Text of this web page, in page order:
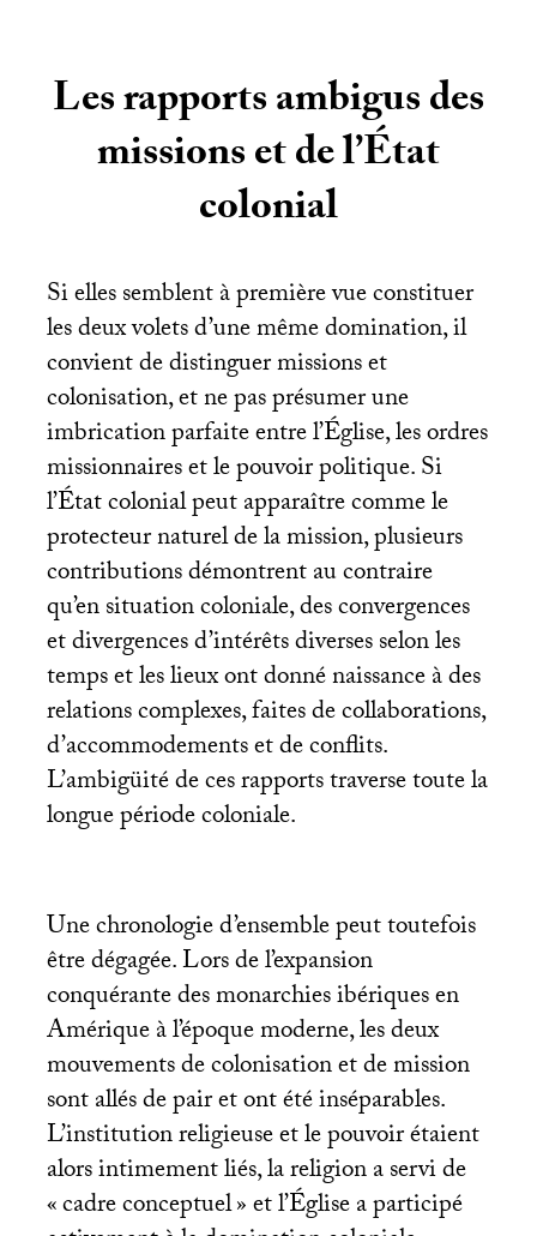
Les rapports ambigus des
missions et de l’État
colonial
Si elles semblent à première vue constituer
les deux volets d’une même domination, il
convient de distinguer missions et
colonisation, et ne pas présumer une
imbrication parfaite entre l’Église, les ordres
missionnaires et le pouvoir politique. Si
l’État colonial peut apparaître comme le
protecteur naturel de la mission, plusieurs
contributions démontrent au contraire
qu’en situation coloniale, des convergences
et divergences d’intérêts diverses selon les
temps et les lieux ont donné naissance à des
relations complexes, faites de collaborations,
d’accommodements et de conflits.
L’ambigüité de ces rapports traverse toute la
longue période coloniale.
Une chronologie d’ensemble peut toutefois
être dégagée. Lors de l’expansion
conquérante des monarchies ibériques en
Amérique à l’époque moderne, les deux
mouvements de colonisation et de mission
sont allés de pair et ont été inséparables.
L’institution religieuse et le pouvoir étaient
alors intimement liés, la religion a servi de
«cadre conceptuel» et l’Église a participé